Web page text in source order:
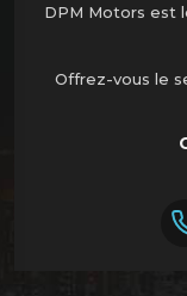
DPM Motors est
Offrez-vous le